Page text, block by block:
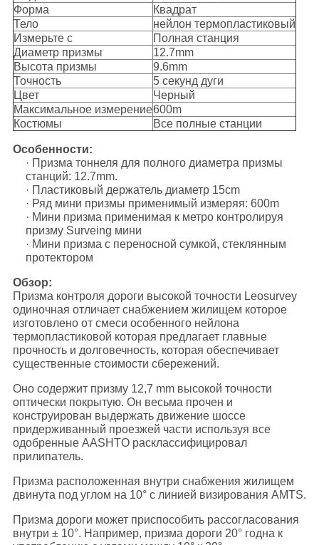
Форма
Квадрат
Тело
нейлон термопластиковый
Измерьте с
Полная станция
Диаметр призмы
12.7mm
Высота призмы
9.6mm
Точность
5 секунд дуги
Цвет
Черный
Максимальное измерение600m
Костюмы
Все полные станции
Особенности:
· Призма тоннеля для полного диаметра призмы
станций: 12.7mm.
· Пластиковый держатель диаметр 15cm
· Ряд мини призмы применимый измеряя: 600m
· Мини призма применимая к метро контролируя
призму Surveing мини
· Мини призма с переносной сумкой, стеклянным
протектором
Обзор:
Призма контроля дороги высокой точности Leosurvey
одиночная отличает снабжением жилищем которое
изготовлено от смеси особенного нейлона
термопластиковой которая предлагает главные
прочность и долговечность, которая обеспечивает
существенные стоимости сбережений.
Оно содержит призму 12,7 mm высокой точности
оптически покрытую. Он весьма прочен и
конструирован выдержать движение шоссе
придерживанный проезжей части используя все
одобренные AASHTO расклассифицировал
прилипатель.
Призма расположенная внутри снабжения жилищем
двинута под углом на 10° с линией визирования AMTS.
Призма дороги может приспособить рассогласования
внутри ± 10°. Например, призма дороги 20° годна к